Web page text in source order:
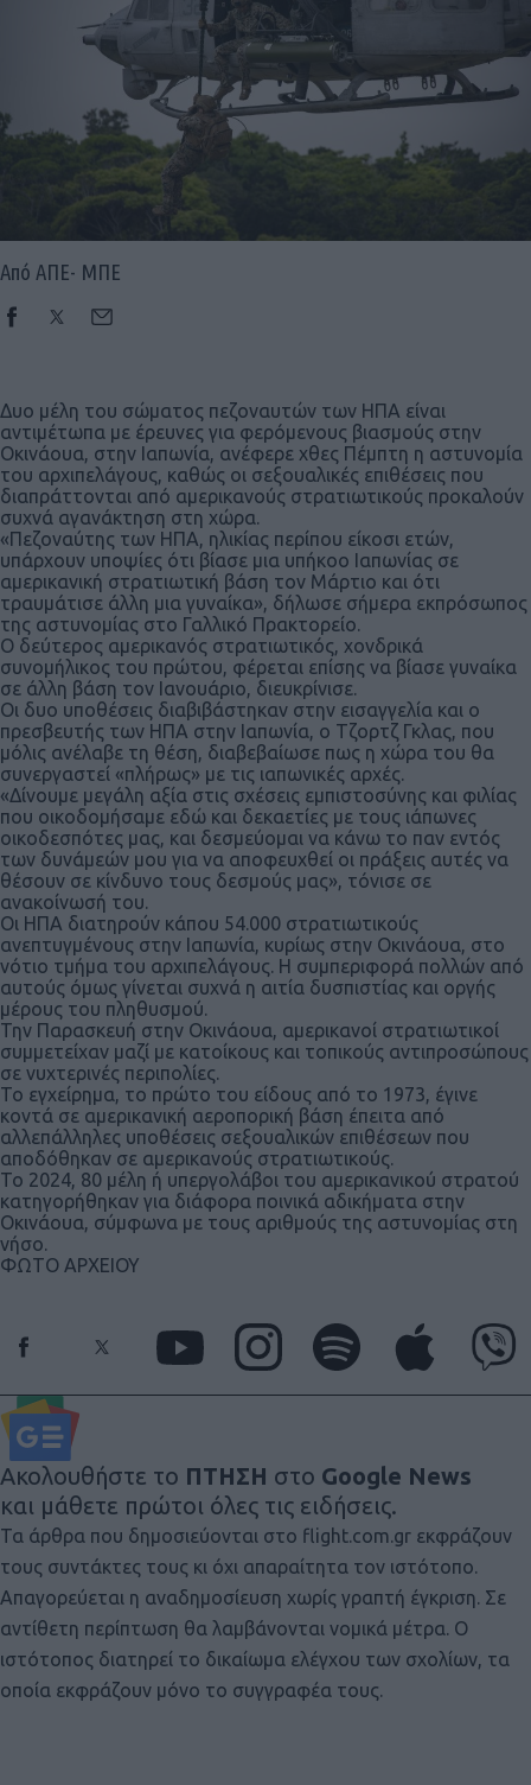
Από ΑΠΕ- ΜΠΕ
Δυο μέλη του σώματος πεζοναυτών των ΗΠΑ είναι
αντιμέτωπα με έρευνες για φερόμενους βιασμούς στην
Οκινάουα, στην Ιαπωνία, ανέφερε χθες Πέμπτη η αστυνομία
του αρχιπελάγους, καθώς οι σεξουαλικές επιθέσεις που
διαπράττονται από αμερικανούς στρατιωτικούς προκαλούν
συχνά αγανάκτηση στη χώρα.
«Πεζοναύτης των ΗΠΑ, ηλικίας περίπου είκοσι ετών,
υπάρχουν υποψίες ότι βίασε μια υπήκοο Ιαπωνίας σε
αμερικανική στρατιωτική βάση τον Μάρτιο και ότι
τραυμάτισε άλλη μια γυναίκα», δήλωσε σήμερα εκπρόσωπος
της αστυνομίας στο Γαλλικό Πρακτορείο.
Ο δεύτερος αμερικανός στρατιωτικός, χονδρικά
συνομήλικος του πρώτου, φέρεται επίσης να βίασε γυναίκα
σε άλλη βάση τον Ιανουάριο, διευκρίνισε.
Οι δυο υποθέσεις διαβιβάστηκαν στην εισαγγελία και ο
πρεσβευτής των ΗΠΑ στην Ιαπωνία, ο Τζορτζ Γκλας, που
μόλις ανέλαβε τη θέση, διαβεβαίωσε πως η χώρα του θα
συνεργαστεί «πλήρως» με τις ιαπωνικές αρχές.
«Δίνουμε μεγάλη αξία στις σχέσεις εμπιστοσύνης και φιλίας
που οικοδομήσαμε εδώ και δεκαετίες με τους ιάπωνες
οικοδεσπότες μας, και δεσμεύομαι να κάνω το παν εντός
των δυνάμεών μου για να αποφευχθεί οι πράξεις αυτές να
θέσουν σε κίνδυνο τους δεσμούς μας», τόνισε σε
ανακοίνωσή του.
Οι ΗΠΑ διατηρούν κάπου 54.000 στρατιωτικούς
ανεπτυγμένους στην Ιαπωνία, κυρίως στην Οκινάουα, στο
νότιο τμήμα του αρχιπελάγους. Η συμπεριφορά πολλών από
αυτούς όμως γίνεται συχνά η αιτία δυσπιστίας και οργής
μέρους του πληθυσμού.
Την Παρασκευή στην Οκινάουα, αμερικανοί στρατιωτικοί
συμμετείχαν μαζί με κατοίκους και τοπικούς αντιπροσώπους
σε νυχτερινές περιπολίες.
Το εγχείρημα, το πρώτο του είδους από το 1973, έγινε
κοντά σε αμερικανική αεροπορική βάση έπειτα από
αλλεπάλληλες υποθέσεις σεξουαλικών επιθέσεων που
αποδόθηκαν σε αμερικανούς στρατιωτικούς.
Το 2024, 80 μέλη ή υπεργολάβοι του αμερικανικού στρατού
κατηγορήθηκαν για διάφορα ποινικά αδικήματα στην
Οκινάουα, σύμφωνα με τους αριθμούς της αστυνομίας στη
νήσο.
ΦΩΤΟ ΑΡΧΕΙΟΥ
Ακολουθήστε το ΠΤΗΣΗ στο Google News
και μάθετε πρώτοι όλες τις ειδήσεις.
Τα άρθρα που δημοσιεύονται στο flight.com.gr εκφράζουν
τους συντάκτες τους κι όχι απαραίτητα τον ιστότοπο.
Απαγορεύεται η αναδημοσίευση χωρίς γραπτή έγκριση. Σε
αντίθετη περίπτωση θα λαμβάνονται νομικά μέτρα. Ο
ιστότοπος διατηρεί το δικαίωμα ελέγχου των σχολίων, τα
οποία εκφράζουν μόνο το συγγραφέα τους.